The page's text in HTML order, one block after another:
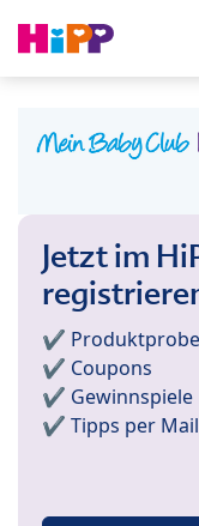
Jetzt im
✔️
✔️ Coupons
✔️ Gewinnspiele
✔️ Tipps per Mail